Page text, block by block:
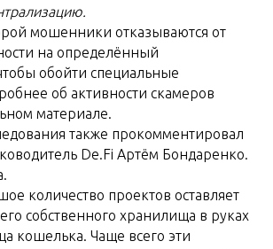
мошенники отказываются от
на определённый
обойти специальные
об активности скамеров
материале.
также прокомментировал
De.Fi Артём Бондаренко.
количество проектов оставляет
собственного хранилища в руках
кошелька. Чаще всего эти